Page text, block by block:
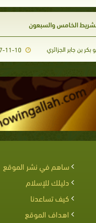
الخامس والسبعون
بكر بن جابر الجزائري
ساهم في نشر الموقع
دليلك للإسلام
كيف تساعدنا
اهداف الموقع